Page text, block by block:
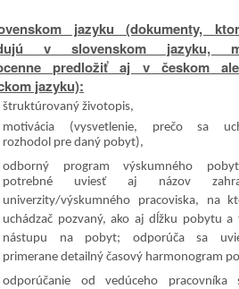
jazyku (dokumenty,
v slovenskom jazyku,
predložiť aj v českom
jazyku):
štruktúrovaný životopis,
motivácia (vysvetlenie, prečo sa
rozhodol pre daný pobyt),
odborný program výskumného
potrebné uviesť aj názov
univerzity/výskumného pracoviska, na
uchádzač pozvaný, ako aj dĺžku pobytu a
nástupu na pobyt; odporúča sa
primerane detailný časový harmonogram
odporúčanie od vedúceho pracovníka